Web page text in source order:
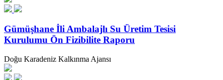
Gümüşhane İli Ambalajlı Su Üretim Tesisi
Kurulumu Ön Fizibilite Raporu
Doğu Karadeniz Kalkınma Ajansı